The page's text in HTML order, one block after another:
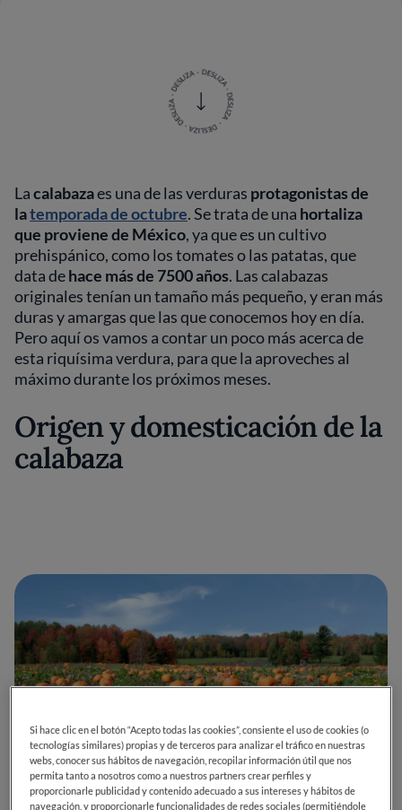
Lacalabazaes una de las verduras protagonistas de
latemporada de octubre. Se trata de una hortaliza
que proviene de México, ya que es un cultivo
prehispánico, como los tomates o las patatas, que
data dehace más de 7500 años. Las calabazas
originales tenían un tamaño más pequeño, y eran más
duras y amargas que las que conocemos hoy en día.
Pero aquí os vamos a contar un poco más acerca de
esta riquísima verdura, para que la aproveches al
máximo durante los próximos meses.
Origen y domesticación de la
calabaza
Si hace clic en el botón “Acepto todas las cookies”, consiente el uso de cookies (o
tecnologías similares) propias y de terceros para analizar el tráfico en nuestras
webs, conocer sus hábitos de navegación, recopilar información útil que nos
permita tanto a nosotros como a nuestros partners crear perfiles y
proporcionarle publicidad y contenido adecuado a sus intereses y hábitos de
navegación, y proporcionarle funcionalidades de redes sociales (permitiéndole